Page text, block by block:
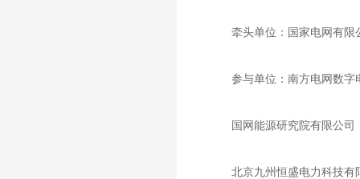
牵头单位：国家电网有限
参与单位：南方电网数字
国网能源研究院有限公司
北京九州恒盛电力科技有